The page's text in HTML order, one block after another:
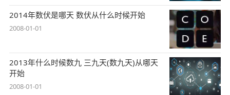
2014年数伏是哪天 数伏从什么时候开始
2008-01-01
2013年什么时候数九 三九天(数九天)从哪天
开始
2008-01-01